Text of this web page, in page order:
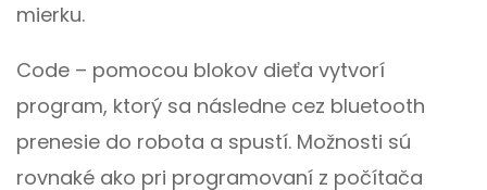
mierku.
Code – pomocou blokov dieťa vytvorí
program, ktorý sa následne cez bluetooth
prenesie do robota a spustí. Možnosti sú
rovnaké ako pri programovaní z počítača